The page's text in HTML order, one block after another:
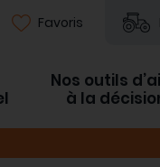
Favoris
Nos outils
à la